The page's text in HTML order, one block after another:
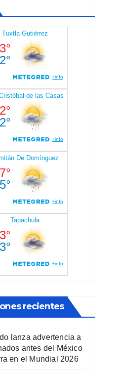
recientes
lanza advertencia a
antes del México
en el Mundial 2026